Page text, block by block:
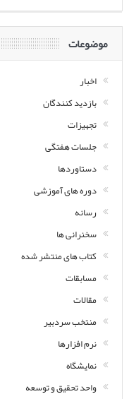
موضوعات
اخبار
بازدید کنندگان
تجهیزات
جلسات هفتگی
دستاوردها
دوره های آموزشی
رسانه
سخنرانی ها
کتاب های منتشر شده
مسابقات
مقالات
منتخب سردبیر
نرم افزارها
نمایشگاه
واحد تحقیق و توسعه